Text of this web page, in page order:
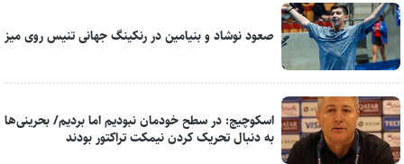
صعود نوشاد و بنیامین در رنکینگ جهانی تنیس روی میز
اسکوچیچ: در سطح خودمان نبودیم اما بردیم/ بحرینی‌ها
به دنبال تحریک کردن نیمکت تراکتور بودند